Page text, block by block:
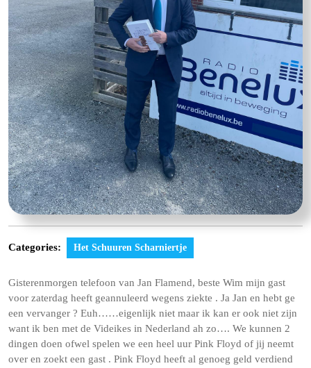
Categories: Het Schuuren Scharniertje
Gisterenmorgen telefoon van Jan Flamend, beste Wim mijn gast
voor zaterdag heeft geannuleerd wegens ziekte . Ja Jan en hebt ge
een vervanger ? Euh……eigenlijk niet maar ik kan er ook niet zijn
want ik ben met de Videikes in Nederland ah zo…. We kunnen 2
dingen doen ofwel spelen we een heel uur Pink Floyd of jij neemt
over en zoekt een gast . Pink Floyd heeft al genoeg geld verdiend